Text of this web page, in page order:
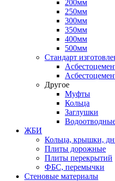
200мм
250мм
300мм
350мм
400мм
500мм
Стандарт
Другое
Муфты
Кольца
Заглушки
ЖБИ
Кольца, крышки,
Плиты дорожные
Плиты перекрытий
ФБС, перемычки
Стеновые материалы